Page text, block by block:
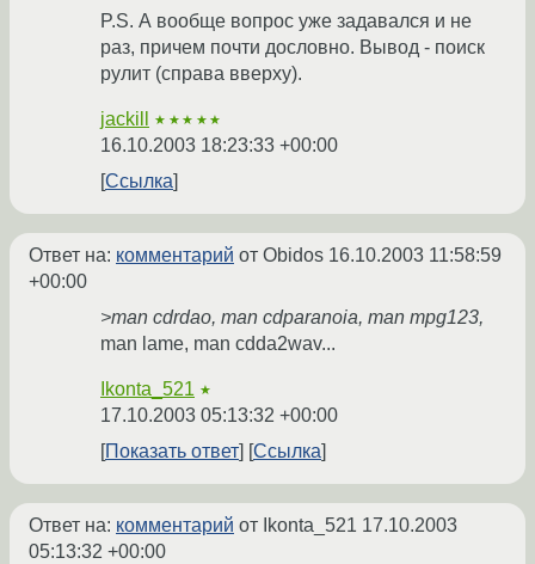
P.S. А вообще вопрос уже задавался и не
раз, причем почти дословно. Вывод - поиск
рулит (справа вверху).
jackill ★★★★★
16.10.2003 18:23:33 +00:00
Ссылка
Ответ на: комментарий от Obidos 16.10.2003 11:58:59
+00:00
>man cdrdao, man cdparanoia, man mpg123,
man lame, man cdda2wav...
Ikonta_521 ★
17.10.2003 05:13:32 +00:00
Показать ответ
Ссылка
Ответ на: комментарий от Ikonta_521 17.10.2003
05:13:32 +00:00